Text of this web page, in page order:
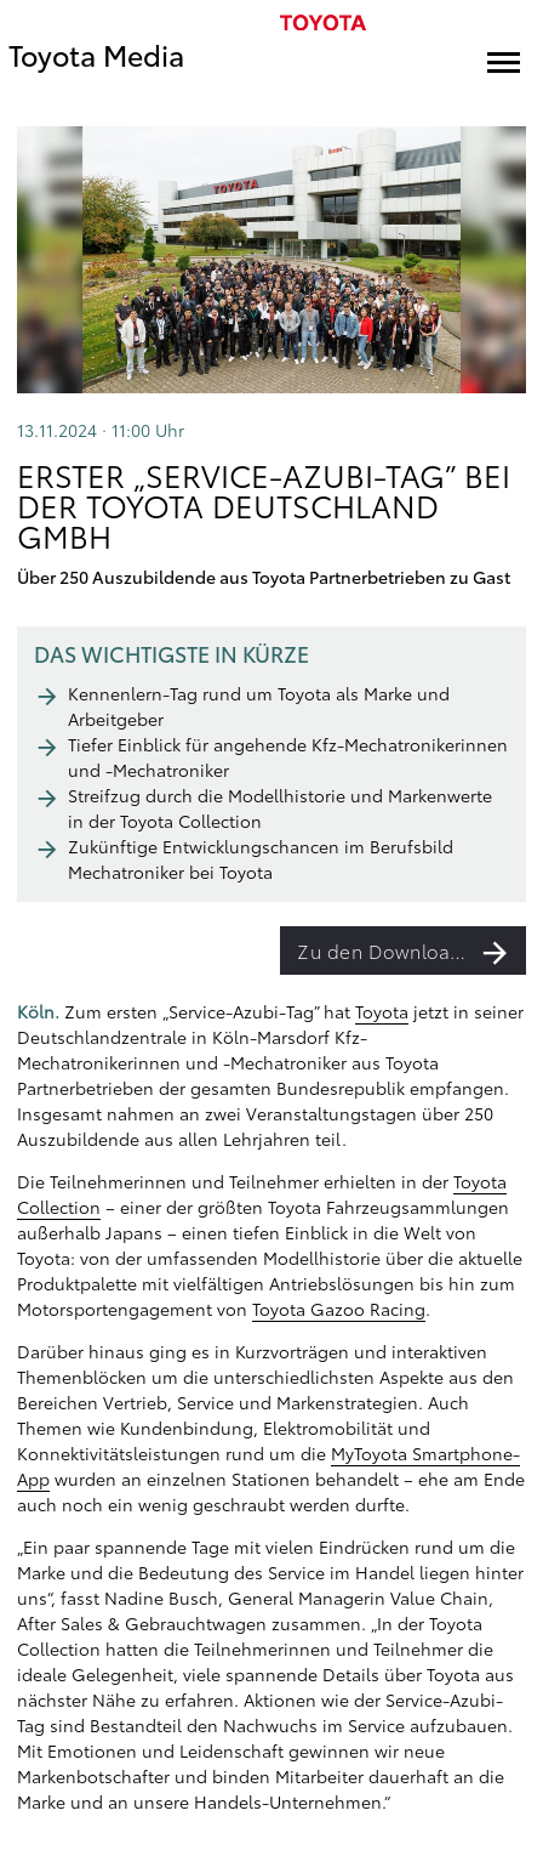
Toyota Media
13.11.2024 · 11:00 Uhr
ERSTER „SERVICE-AZUBI-TAG” BEI
DER TOYOTA DEUTSCHLAND
GMBH
Über 250 Auszubildende aus Toyota Partnerbetrieben zu Gast
DAS WICHTIGSTE IN KÜRZE
Kennenlern-Tag rund um Toyota als Marke und
Arbeitgeber
Tiefer Einblick für angehende Kfz-Mechatronikerinnen
und -Mechatroniker
Streifzug durch die Modellhistorie und Markenwerte
in der Toyota Collection
Zukünftige Entwicklungschancen im Berufsbild
Mechatroniker bei Toyota
Zu den Downloads
Köln. Zum ersten „Service-Azubi-Tag” hat Toyota jetzt in seiner
Deutschlandzentrale in Köln-Marsdorf Kfz-
Mechatronikerinnen und -Mechatroniker aus Toyota
Partnerbetrieben der gesamten Bundesrepublik empfangen.
Insgesamt nahmen an zwei Veranstaltungstagen über 250
Auszubildende aus allen Lehrjahren teil.
Die Teilnehmerinnen und Teilnehmer erhielten in der Toyota
Collection – einer der größten Toyota Fahrzeugsammlungen
außerhalb Japans – einen tiefen Einblick in die Welt von
Toyota: von der umfassenden Modellhistorie über die aktuelle
Produktpalette mit vielfältigen Antriebslösungen bis hin zum
Motorsportengagement von Toyota Gazoo Racing.
Darüber hinaus ging es in Kurzvorträgen und interaktiven
Themenblöcken um die unterschiedlichsten Aspekte aus den
Bereichen Vertrieb, Service und Markenstrategien. Auch
Themen wie Kundenbindung, Elektromobilität und
Konnektivitätsleistungen rund um die MyToyota Smartphone-
App wurden an einzelnen Stationen behandelt – ehe am Ende
auch noch ein wenig geschraubt werden durfte.
„Ein paar spannende Tage mit vielen Eindrücken rund um die
Marke und die Bedeutung des Service im Handel liegen hinter
uns“, fasst Nadine Busch, General Managerin Value Chain,
After Sales & Gebrauchtwagen zusammen. „In der Toyota
Collection hatten die Teilnehmerinnen und Teilnehmer die
ideale Gelegenheit, viele spannende Details über Toyota aus
nächster Nähe zu erfahren. Aktionen wie der Service-Azubi-
Tag sind Bestandteil den Nachwuchs im Service aufzubauen.
Mit Emotionen und Leidenschaft gewinnen wir neue
Markenbotschafter und binden Mitarbeiter dauerhaft an die
Marke und an unsere Handels-Unternehmen.“